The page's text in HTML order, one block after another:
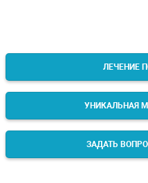
ЛЕЧЕНИЕ
УНИКАЛЬНАЯ
ЗАДАТЬ